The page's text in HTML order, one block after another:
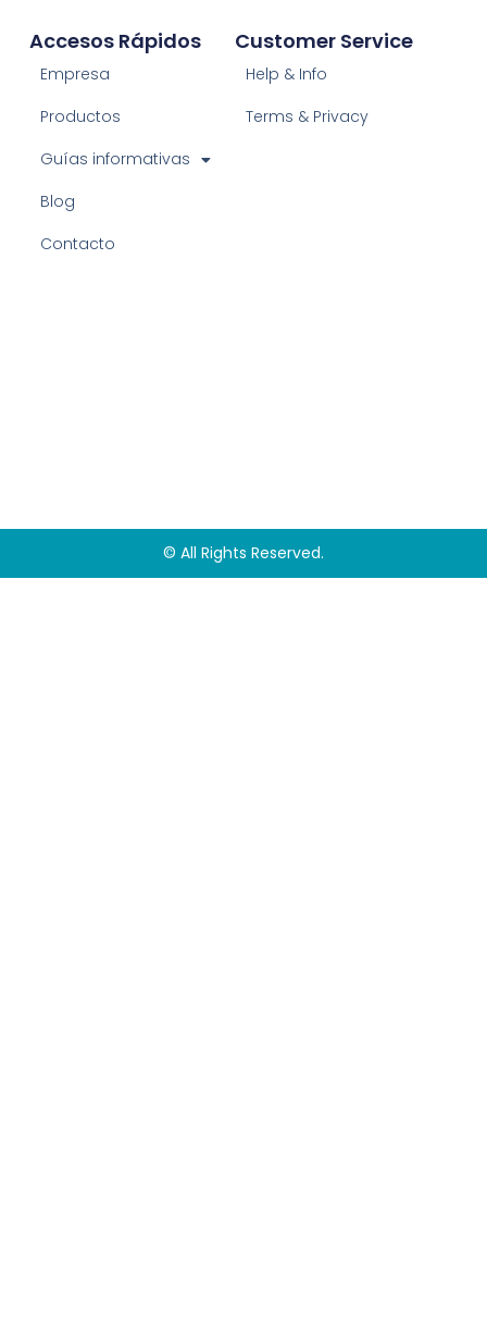
Customer Service
Help & Info
Terms & Privacy
Accesos Rápidos
Empresa
Productos
Guías informativas
Blog
Contacto
© All Rights Reserved.